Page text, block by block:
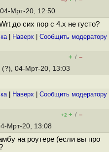
Мрт-20, 12:50
до сих пор с 4.x не густо?
| Наверх Cообщить модератору
+ / –
(?), 04-Мрт-20, 13:03
| Наверх Cообщить модератору
+2 + / –
Мрт-20, 13:08
на роутере (если вы про